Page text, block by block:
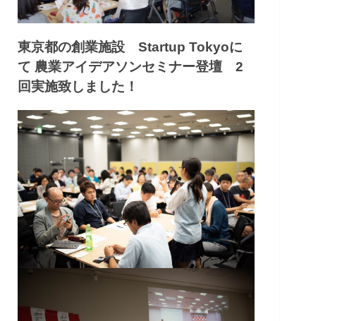
東京都の創業施設 Startup Tokyoに
て 農業アイデアソンセミナー登壇 2
回実施致しました！